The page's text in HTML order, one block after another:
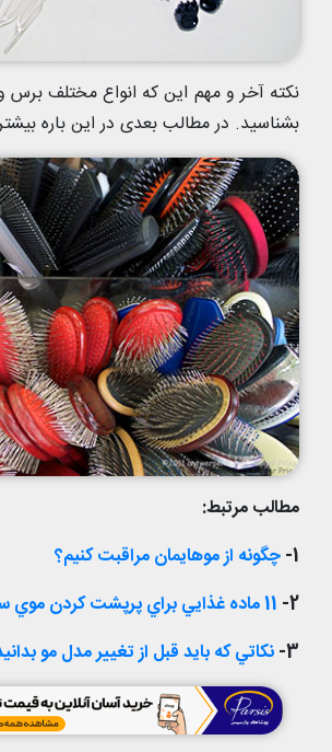
نکته آخر و مهم این که انواع مختلف برس و
بشناسید. در مطالب بعدی در این باره
مطالب مرتبط:
1- چگونه از موهايمان مراقبت کنيم؟
2- 11 ماده غذايي براي پرپشت کردن موي سر
3- نکاتي که بايد قبل از تغيير مدل مو